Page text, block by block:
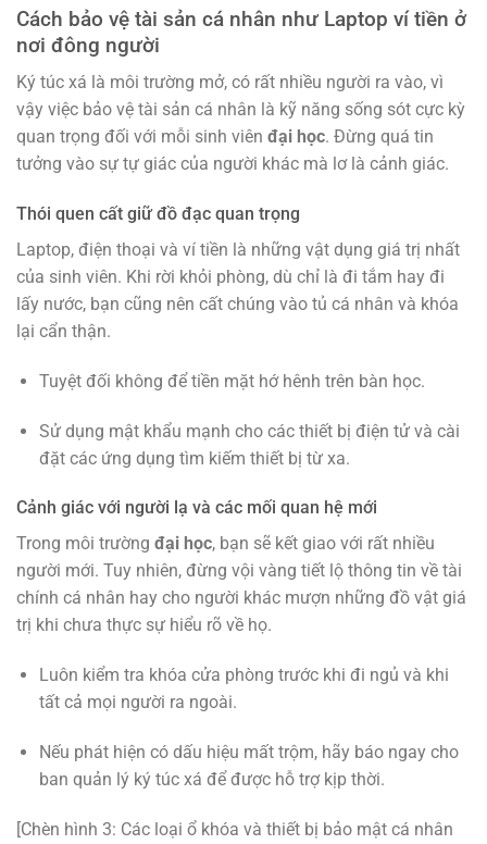
Cách bảo vệ tài sản cá nhân như Laptop ví tiền ở
nơi đông người
Ký túc xá là môi trường mở, có rất nhiều người ra vào, vì
vậy việc bảo vệ tài sản cá nhân là kỹ năng sống sót cực kỳ
quan trọng đối với mỗi sinh viên đại học. Đừng quá tin
tưởng vào sự tự giác của người khác mà lơ là cảnh giác.
Thói quen cất giữ đồ đạc quan trọng
Laptop, điện thoại và ví tiền là những vật dụng giá trị nhất
của sinh viên. Khi rời khỏi phòng, dù chỉ là đi tắm hay đi
lấy nước, bạn cũng nên cất chúng vào tủ cá nhân và khóa
lại cẩn thận.
Tuyệt đối không để tiền mặt hớ hênh trên bàn học.
Sử dụng mật khẩu mạnh cho các thiết bị điện tử và cài
đặt các ứng dụng tìm kiếm thiết bị từ xa.
Cảnh giác với người lạ và các mối quan hệ mới
Trong môi trường đại học, bạn sẽ kết giao với rất nhiều
người mới. Tuy nhiên, đừng vội vàng tiết lộ thông tin về tài
chính cá nhân hay cho người khác mượn những đồ vật giá
trị khi chưa thực sự hiểu rõ về họ.
Luôn kiểm tra khóa cửa phòng trước khi đi ngủ và khi
tất cả mọi người ra ngoài.
Nếu phát hiện có dấu hiệu mất trộm, hãy báo ngay cho
ban quản lý ký túc xá để được hỗ trợ kịp thời.
[Chèn hình 3: Các loại ổ khóa và thiết bị bảo mật cá nhân